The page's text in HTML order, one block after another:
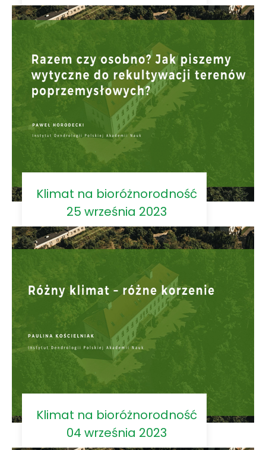
Klimat na bioróżnorodność
25 września 2023
Klimat na bioróżnorodność
04 września 2023